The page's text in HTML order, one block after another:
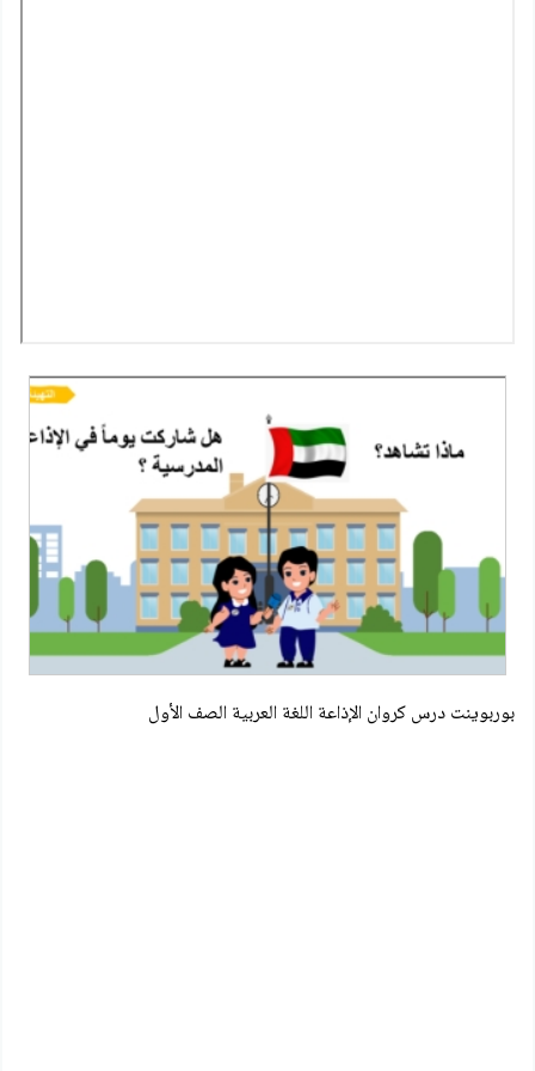
بوربوينت درس كروان الإذاعة اللغة العربية الصف الأول